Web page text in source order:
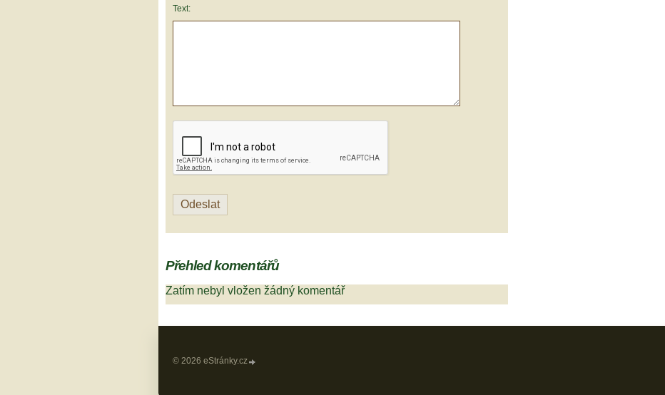
Text:
Přehled komentářů
Zatím nebyl vložen žádný komentář
© 2026 eStránky.cz